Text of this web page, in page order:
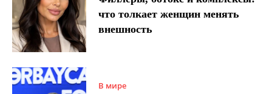
что толкает женщин менять
внешность
В мире